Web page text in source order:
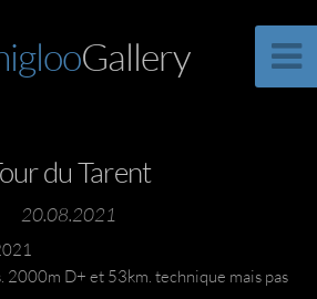
Gallery
du Tarent
20.08.2021
2000m D+ et 53km. technique mais pas